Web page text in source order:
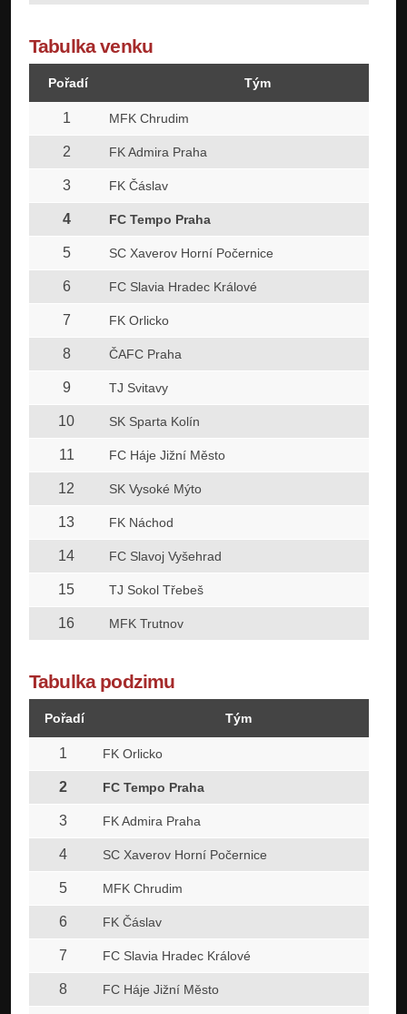
Tabulka venku
Pořadí Tým
1 MFK Chrudim
2 FK Admira Praha
3 FK Čáslav
4 FC Tempo Praha
5 SC Xaverov Horní Počernice
6 FC Slavia Hradec Králové
7 FK Orlicko
8 ČAFC Praha
9 TJ Svitavy
10 SK Sparta Kolín
11 FC Háje Jižní Město
12 SK Vysoké Mýto
13 FK Náchod
14 FC Slavoj Vyšehrad
15 TJ Sokol Třebeš
16 MFK Trutnov
Tabulka podzimu
Pořadí Tým
1 FK Orlicko
2 FC Tempo Praha
3 FK Admira Praha
4 SC Xaverov Horní Počernice
5 MFK Chrudim
6 FK Čáslav
7 FC Slavia Hradec Králové
8 FC Háje Jižní Město